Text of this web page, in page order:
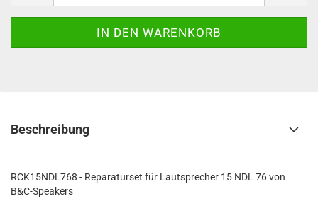
Beschreibung
RCK15NDL768 - Reparaturset für Lautsprecher 15 NDL 76 von
B&C-Speakers